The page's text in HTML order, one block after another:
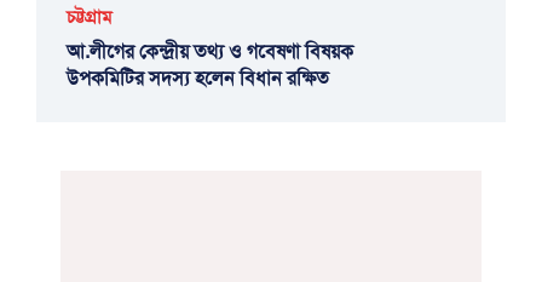
চট্টগ্রাম
আ.লীগের কেন্দ্রীয় তথ্য ও গবেষণা বিষয়ক
উপকমিটির সদস্য হলেন বিধান রক্ষিত